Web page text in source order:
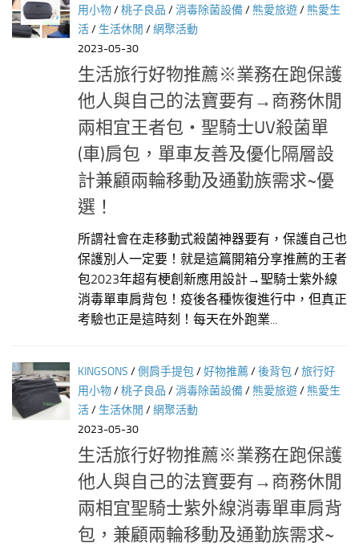
用小物/桃子良品 /消毒除菌設備/ 熊愛旅遊/ 熊愛生
活/ 生活休閒 /網聚活動
2023-05-30
生活旅行好物推薦※業務在跑保護
他人與自己的法寶要有→商務休閒
兩相宜王者包‧聖騎士UV殺菌單
(車)肩包，單車友善及優化隔層設
計兼顧兩輪移動及通勤族需求~優
選！
所謂社會在走移動式殺菌神器要有，保護自己也
保護別人一定要！就是這篇開箱分享推薦的王者
包2023年超有梗創新應用設計→聖騎士紫外線
消毒單車肩背包！疫後各種恢復進行中，但真正
考驗也正是這時刻！每天在外跑業...
KINGSONS /側肩手提包/好物推薦/後背包/旅行好
用小物/桃子良品 /消毒除菌設備/ 熊愛旅遊/ 熊愛生
活/ 生活休閒 /網聚活動
2023-05-30
生活旅行好物推薦※業務在跑保護
他人與自己的法寶要有→商務休閒
兩相宜聖騎士紫外線消毒單車肩背
包，兼顧兩輪移動及通勤族需求~